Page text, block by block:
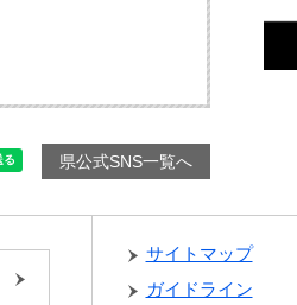
県公式SNS一覧へ
サイトマップ
ガイドライン